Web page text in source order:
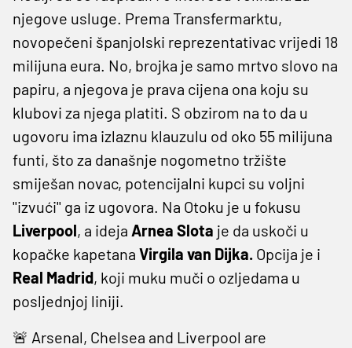
njegove usluge. Prema Transfermarktu,
novopečeni španjolski reprezentativac vrijedi 18
milijuna eura. No, brojka je samo mrtvo slovo na
papiru, a njegova je prava cijena ona koju su
klubovi za njega platiti. S obzirom na to da u
ugovoru ima izlaznu klauzulu od oko 55 milijuna
funti, što za današnje nogometno tržište
smiješan novac, potencijalni kupci su voljni
''izvući'' ga iz ugovora. Na Otoku je u fokusu
Liverpool, a ideja Arnea Slota je da uskoči u
kopačke kapetana Virgila van Dijka. Opcija je i
Real Madrid, koji muku muči o ozljedama u
posljednjoj liniji.
🚨 Arsenal, Chelsea and Liverpool are